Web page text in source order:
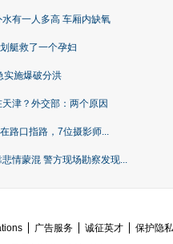
有一人多高 车厢内缺氧
艇救了一个孕妇
实施爆破分洪
津？外交部：两个原因
路口指路，7位摄影师...
情蒙混 警方现场勘察发现...
广告服务 诚征英才
保护隐